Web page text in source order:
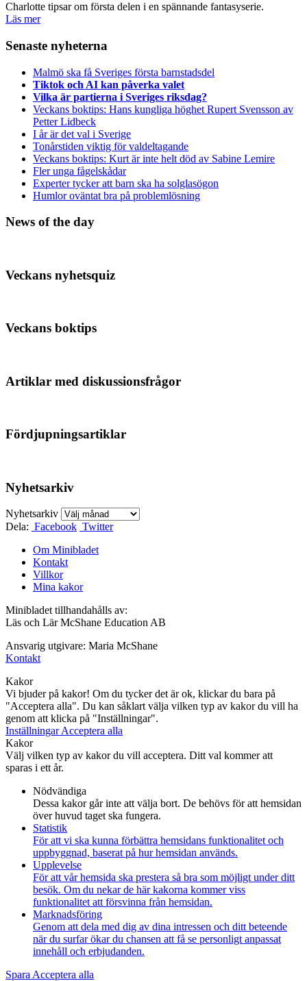
Charlotte tipsar om första delen i en spännande fantasyserie.
Läs mer
Senaste nyheterna
Malmö ska få Sveriges första barnstadsdel
Tiktok och AI kan påverka valet
Vilka är partierna i Sveriges riksdag?
Veckans boktips: Hans kungliga höghet Rupert Svensson av
Petter Lidbeck
I år är det val i Sverige
Tonårstiden viktig för valdeltagande
Veckans boktips: Kurt är inte helt död av Sabine Lemire
Fler unga fågelskådar
Experter tycker att barn ska ha solglasögon
Humlor oväntat bra på problemlösning
News of the day
Veckans nyhetsquiz
Veckans boktips
Artiklar med diskussionsfrågor
Fördjupningsartiklar
Nyhetsarkiv
Nyhetsarkiv
Dela: Facebook Twitter
Om Minibladet
Kontakt
Villkor
Mina kakor
Minibladet tillhandahålls av:
Läs och Lär McShane Education AB
Ansvarig utgivare: Maria McShane
Kontakt
Kakor
Vi bjuder på kakor! Om du tycker det är ok, klickar du bara på
"Acceptera alla". Du kan såklart välja vilken typ av kakor du vill ha
genom att klicka på "Inställningar".
InställningarAcceptera alla
Kakor
Välj vilken typ av kakor du vill acceptera. Ditt val kommer att
sparas i ett år.
Nödvändiga
Dessa kakor går inte att välja bort. De behövs för att hemsidan
över huvud taget ska fungera.
Statistik
För att vi ska kunna förbättra hemsidans funktionalitet och
uppbyggnad, baserat på hur hemsidan används.
Upplevelse
För att vår hemsida ska prestera så bra som möjligt under ditt
besök. Om du nekar de här kakorna kommer viss
funktionalitet att försvinna från hemsidan.
Marknadsföring
Genom att dela med dig av dina intressen och ditt beteende
när du surfar ökar du chansen att få se personligt anpassat
innehåll och erbjudanden.
Spara Acceptera alla